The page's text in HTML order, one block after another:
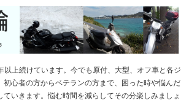
以上続けています。今でも原付、大型、オフ車と各ジ
初心者の方からベテランの方まで、困った時や悩んだ
いきます。悩む時間を減らしてその分楽しみましょ